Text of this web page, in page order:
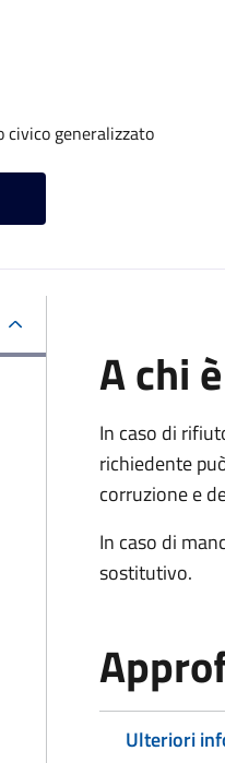
civico generalizzato
A chi
In caso di
richiedente
corruzione e
In caso di
sostitutivo.
Ulteriori